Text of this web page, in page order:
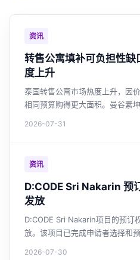
资讯
转售公寓填补可负担性
度上升
泰国转售公寓市场热度上升，因
相同预算购得更大面积。曼谷素
2026-07-31
资讯
D:CODE Sri Nakarin 预
发放
D:CODE Sri Nakarin项目的预订
放。该项目已完成申请者选择和
2026-07-30